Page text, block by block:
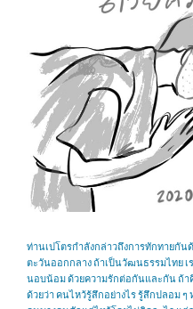
ท่านเปโตรกำลังกล่าวถึงการทักทายกั
ตะวันออกกลาง ถ้าเป็นวัฒนธรรมไทย เ
นอบน้อม ด้วยความรักต่อกันและกัน ถ้า
ด้วยว่า คนไหว้รู้สึกอย่างไร รู้สึกปลอม